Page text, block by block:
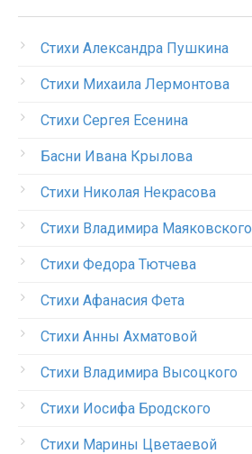
Стихи Александра Пушкина
Стихи Михаила Лермонтова
Стихи Сергея Есенина
Басни Ивана Крылова
Стихи Николая Некрасова
Стихи Владимира Маяковского
Стихи Федора Тютчева
Стихи Афанасия Фета
Стихи Анны Ахматовой
Стихи Владимира Высоцкого
Стихи Иосифа Бродского
Стихи Марины Цветаевой